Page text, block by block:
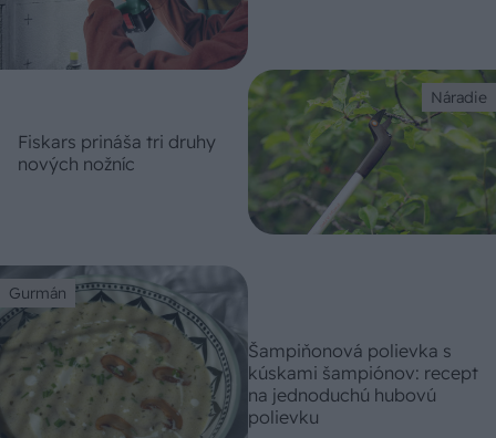
Náradie
Fiskars prináša tri druhy
nových nožníc
Gurmán
Šampiňonová polievka s
kúskami šampiónov: recept
na jednoduchú hubovú
polievku